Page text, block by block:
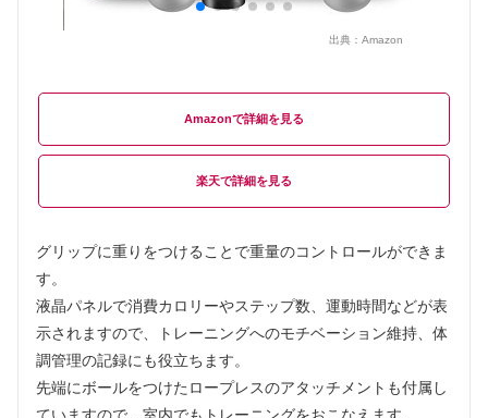
出典： Amazon
Amazon
楽天
グリップに重りをつけることで重量のコントロールができま
す。
液晶パネルで消費カロリーやステップ数、運動時間などが表
示されますので、トレーニングへのモチベーション維持、体
調管理の記録にも役立ちます。
先端にボールをつけたロープレスのアタッチメントも付属し
ていますので、室内でもトレーニングをおこなえます。